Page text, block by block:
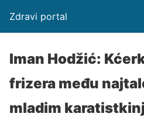
Zdravi portal
Iman Hodžić:
frizera među
mladim